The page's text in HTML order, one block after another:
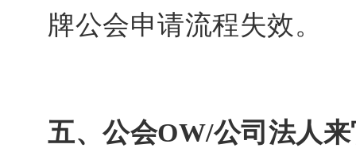
牌公会申请流程失效。
五、公会OW/公司法人